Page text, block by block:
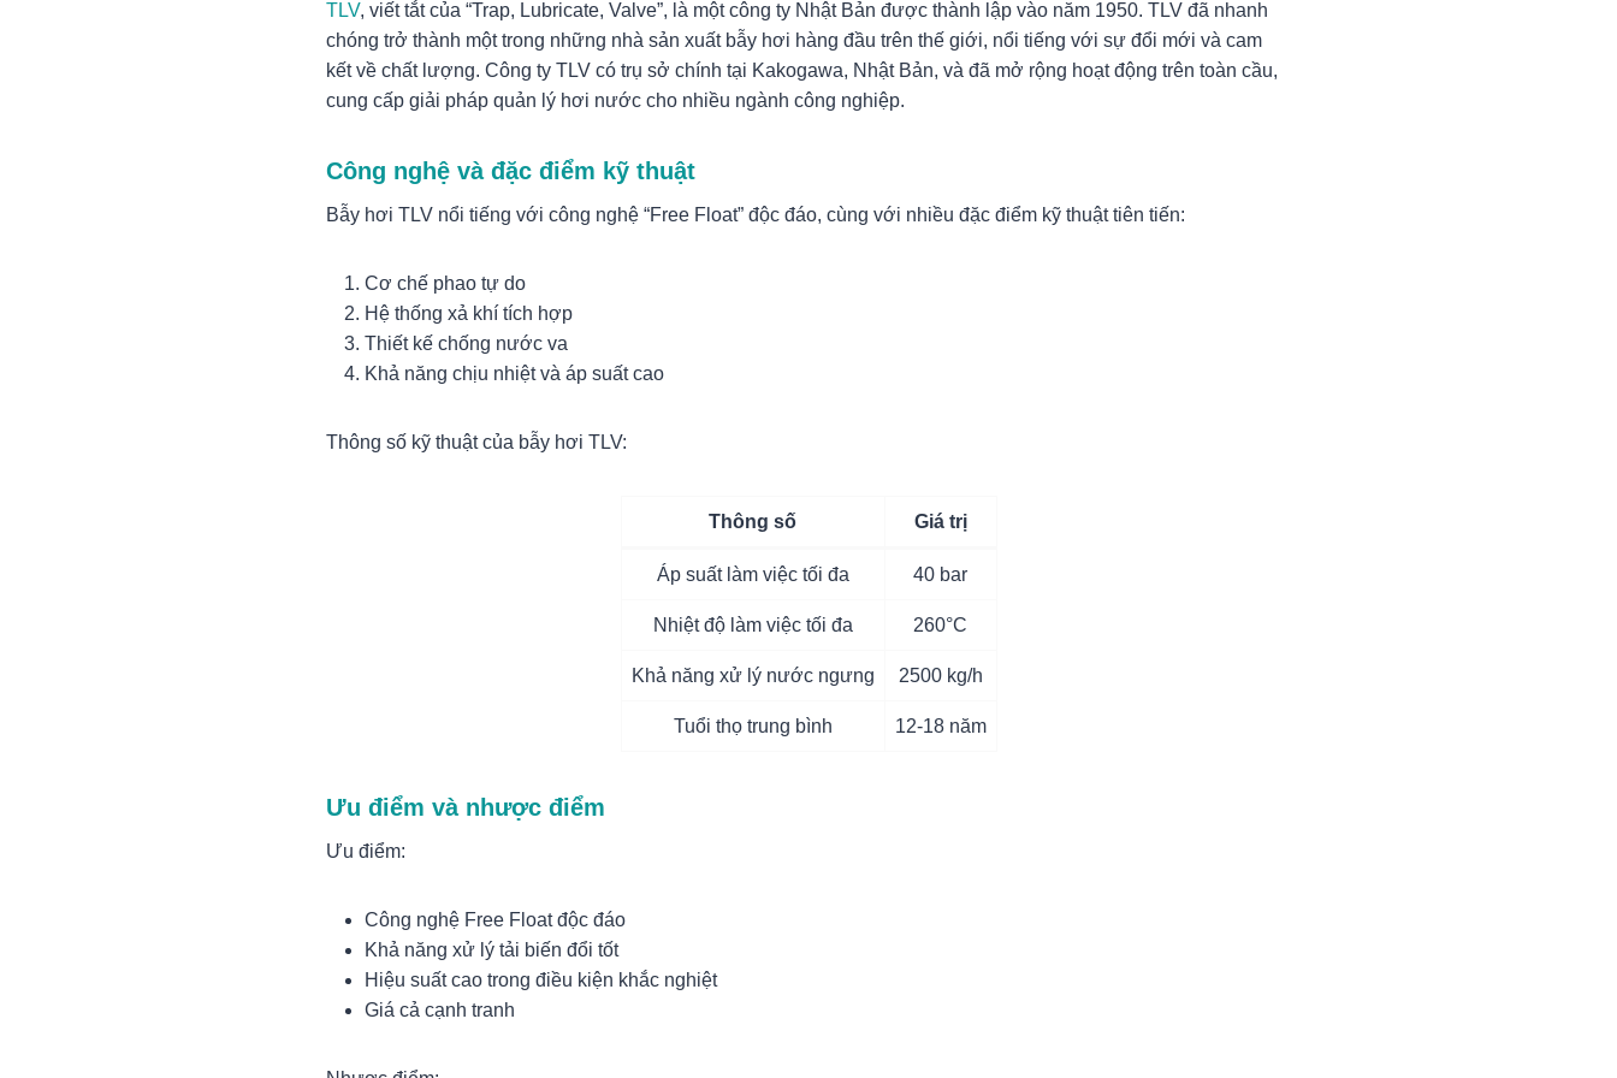
TLV, viết tắt của “Trap, Lubricate, Valve”, là một công ty Nhật Bản được thành lập vào năm 1950. TLV đã nhanh
chóng trở thành một trong những nhà sản xuất bẫy hơi hàng đầu trên thế giới, nổi tiếng với sự đổi mới và cam
kết về chất lượng. Công ty TLV có trụ sở chính tại Kakogawa, Nhật Bản, và đã mở rộng hoạt động trên toàn cầu,
cung cấp giải pháp quản lý hơi nước cho nhiều ngành công nghiệp.
Công nghệ và đặc điểm kỹ thuật
Bẫy hơi TLV nổi tiếng với công nghệ “Free Float” độc đáo, cùng với nhiều đặc điểm kỹ thuật tiên tiến:
Cơ chế phao tự do
Hệ thống xả khí tích hợp
Thiết kế chống nước va
Khả năng chịu nhiệt và áp suất cao
Thông số kỹ thuật của bẫy hơi TLV:
Thông số Giá trị
Áp suất làm việc tối đa 40 bar
Nhiệt độ làm việc tối đa 260°C
Khả năng xử lý nước ngưng 2500 kg/h
Tuổi thọ trung bình 12-18 năm
Ưu điểm và nhược điểm
Ưu điểm:
Công nghệ Free Float độc đáo
Khả năng xử lý tải biến đổi tốt
Hiệu suất cao trong điều kiện khắc nghiệt
Giá cả cạnh tranh